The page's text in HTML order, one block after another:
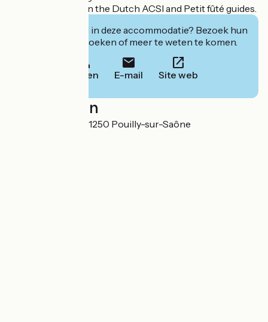
label and is listed in the Dutch ACSI and Petit fûté guides.
Geïnteresseerd in deze accommodatie? Bezoek hun
website om te boeken of meer te weten te komen.
Bellen E-mail Site web
Localisation
Route de Seurre 21250 Pouilly-sur-Saône